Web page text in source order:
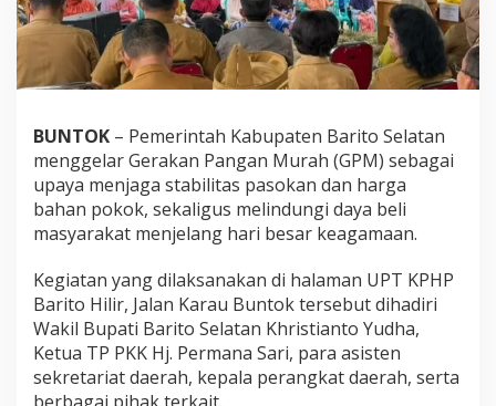
BUNTOK – Pemerintah Kabupaten Barito Selatan
menggelar Gerakan Pangan Murah (GPM) sebagai
upaya menjaga stabilitas pasokan dan harga
bahan pokok, sekaligus melindungi daya beli
masyarakat menjelang hari besar keagamaan.
Kegiatan yang dilaksanakan di halaman UPT KPHP
Barito Hilir, Jalan Karau Buntok tersebut dihadiri
Wakil Bupati Barito Selatan Khristianto Yudha,
Ketua TP PKK Hj. Permana Sari, para asisten
sekretariat daerah, kepala perangkat daerah, serta